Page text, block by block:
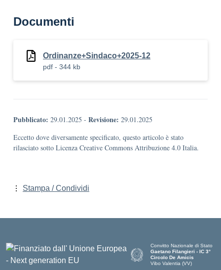
Documenti
Ordinanze+Sindaco+2025-12
pdf - 344 kb
Pubblicato: 29.01.2025 - Revisione: 29.01.2025
Eccetto dove diversamente specificato, questo articolo è stato
rilasciato sotto Licenza Creative Commons Attribuzione 4.0 Italia.
Stampa / Condividi
Convitto Nazionale di Stato
Gaetano Filangieri - IC 3°
Circolo De Amicis
Vibo Valentia (VV)